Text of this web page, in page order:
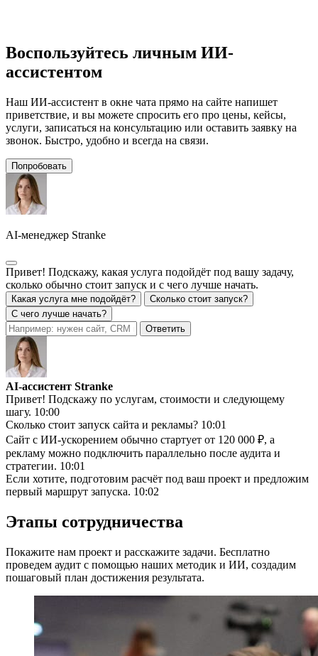
Воспользуйтесь личным ИИ-
ассистентом
Наш ИИ-ассистент в окне чата прямо на сайте напишет
приветствие, и вы можете спросить его про цены, кейсы,
услуги, записаться на консультацию или оставить заявку на
звонок. Быстро, удобно и всегда на связи.
Попробовать
AI-менеджер Stranke
Привет! Подскажу, какая услуга подойдёт под вашу задачу,
сколько обычно стоит запуск и с чего лучше начать.
Какая услуга мне подойдёт?
Сколько стоит запуск?
С чего лучше начать?
Ответить
AI-ассистент Stranke
Привет! Подскажу по услугам, стоимости и следующему
шагу. 10:00
Сколько стоит запуск сайта и рекламы? 10:01
Сайт с ИИ-ускорением обычно стартует от 120 000 ₽, а
рекламу можно подключить параллельно после аудита и
стратегии. 10:01
Если хотите, подготовим расчёт под ваш проект и предложим
первый маршрут запуска. 10:02
Этапы сотрудничества
Покажите нам проект и расскажите задачи. Бесплатно
проведем аудит с помощью наших методик и ИИ, создадим
пошаговый план достижения результата.